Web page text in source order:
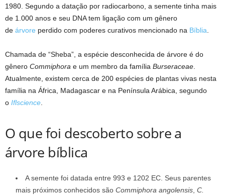
1980. Segundo a datação por radiocarbono, a semente tinha mais
de 1.000 anos e seu DNA tem ligação com um gênero
de árvore perdido com poderes curativos mencionado na Bíblia.
Chamada de “Sheba”, a espécie desconhecida de árvore é do
gênero Commiphora e um membro da família Burseraceae.
Atualmente, existem cerca de 200 espécies de plantas vivas nesta
família na África, Madagascar e na Península Arábica, segundo
o Iflscience.
O que foi descoberto sobre a
árvore bíblica
A semente foi datada entre 993 e 1202 EC. Seus parentes
mais próximos conhecidos são Commiphora angolensis, C.